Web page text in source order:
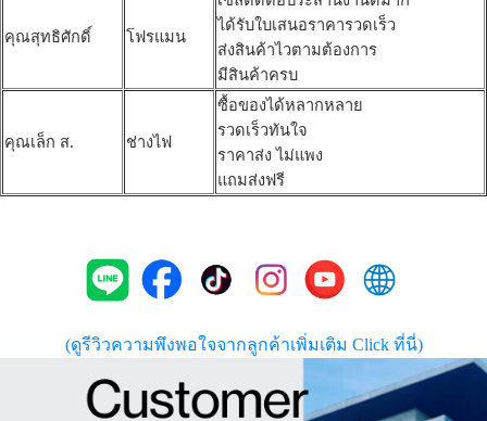
คุณสุทธิศักดิ์ โฟรแมน
ได้รับใบเสนอราคารวดเร็ว
ส่งสินค้าไวตามต้องการ
มีสินค้าครบ
คุณเล็ก ส. ช่างไฟ
ซื้อของได้หลากหลาย
รวดเร็วทันใจ
ราคาส่ง ไม่แพง
แถมส่งฟรี
(ดูรีวิวความพึงพอใจจากลูกค้าเพิ่มเติม Click ที่นี่)